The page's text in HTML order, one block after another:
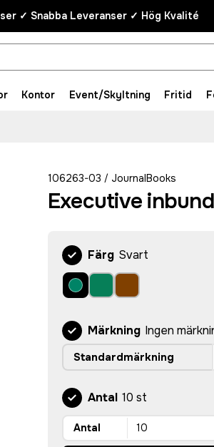
✓ Snabba Leveranser ✓ Hög Kvalité
Kontor Event/Skyltning Fritid
106263-03 / JournalBooks
Executive
Färg Svart
Märkning Ingen
Standardmärkning
Antal 10 st
Antal